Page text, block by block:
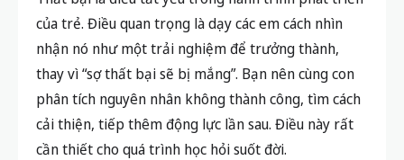
của trẻ. Điều quan trọng là dạy các em cách nhìn
nhận nó như một trải nghiệm để trưởng thành,
thay vì “sợ thất bại sẽ bị mắng”. Bạn nên cùng con
phân tích nguyên nhân không thành công, tìm cách
cải thiện, tiếp thêm động lực lần sau. Điều này rất
cần thiết cho quá trình học hỏi suốt đời.